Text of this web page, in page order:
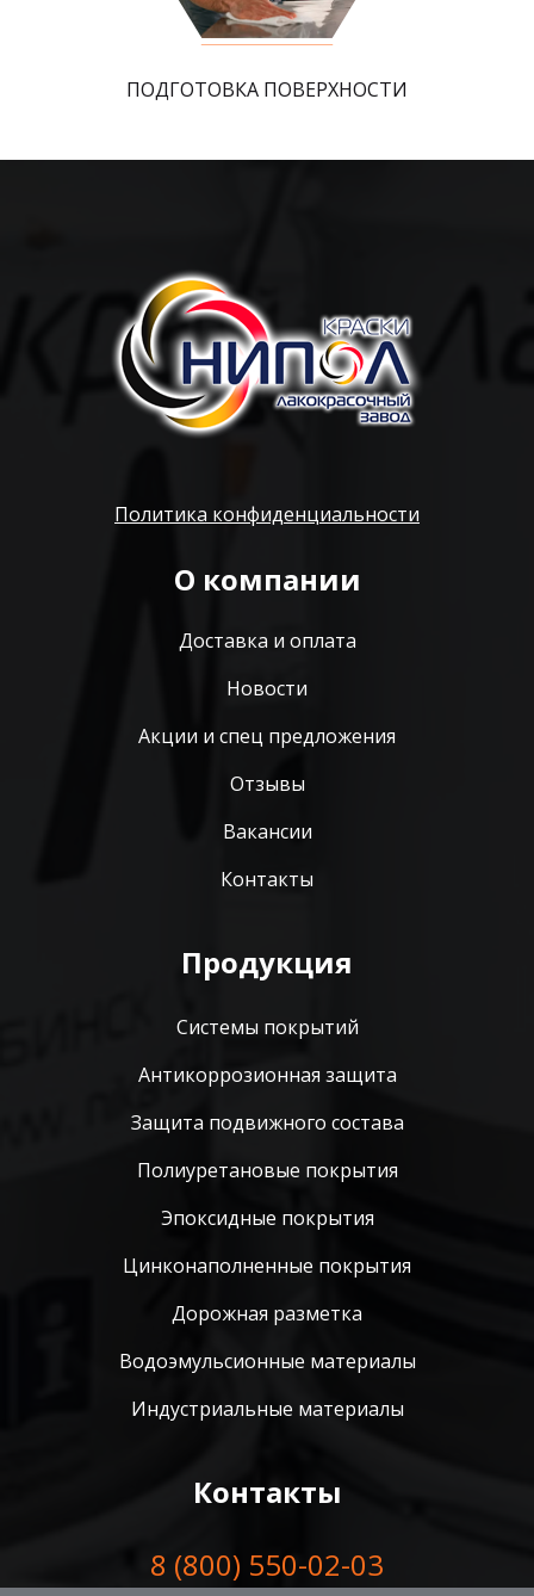
ПОДГОТОВКА ПОВЕРХНОСТИ
Политика конфиденциальности
О компании
Доставка и оплата
Новости
Акции и спец предложения
Отзывы
Вакансии
Контакты
Продукция
Системы покрытий
Антикоррозионная защита
Защита подвижного состава
Полиуретановые покрытия
Эпоксидные покрытия
Цинконаполненные покрытия
Дорожная разметка
Водоэмульсионные материалы
Индустриальные материалы
Контакты
8 (800) 550-02-03